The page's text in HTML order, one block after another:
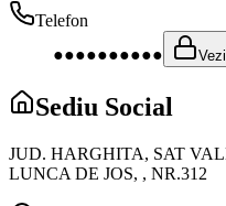
Telefon
●●●●●●●●●●
Sediu Social
JUD. HARGHITA, SAT
LUNCA DE JOS, , NR.312